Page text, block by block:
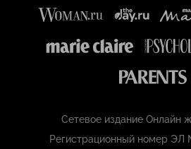
Сетевое издание Онлайн
Регистрационный номер